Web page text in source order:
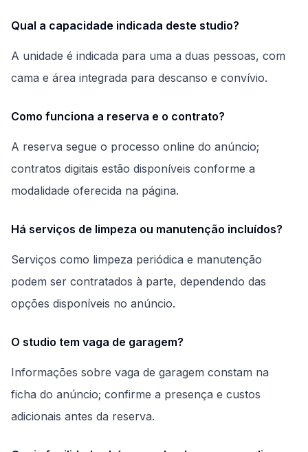
Qual a capacidade indicada deste studio?
A unidade é indicada para uma a duas pessoas, com
cama e área integrada para descanso e convívio.
Como funciona a reserva e o contrato?
A reserva segue o processo online do anúncio;
contratos digitais estão disponíveis conforme a
modalidade oferecida na página.
Há serviços de limpeza ou manutenção incluídos?
Serviços como limpeza periódica e manutenção
podem ser contratados à parte, dependendo das
opções disponíveis no anúncio.
O studio tem vaga de garagem?
Informações sobre vaga de garagem constam na
ficha do anúncio; confirme a presença e custos
adicionais antes da reserva.